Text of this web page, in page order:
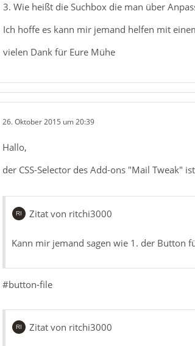
3. Wie heißt die Suchbox die man über
Ich hoffe es kann mir jemand helfen mit
vielen Dank für Eure Mühe
26. Oktober 2015 um 20:39
Hallo,
der CSS-Selector des Add-ons "Mail Tweak"
Zitat von ritchi3000
Kann mir jemand sagen wie 1. der Button
#button-file
Zitat von ritchi3000